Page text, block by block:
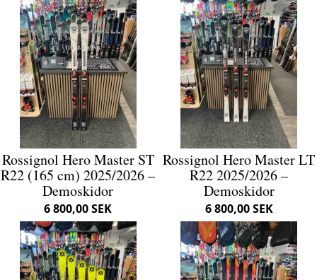
Rossignol Hero Master ST
R22 (165 cm) 2025/2026 –
Demoskidor
6 800,00 SEK
Rossignol Hero Master LT
R22 2025/2026 –
Demoskidor
6 800,00 SEK